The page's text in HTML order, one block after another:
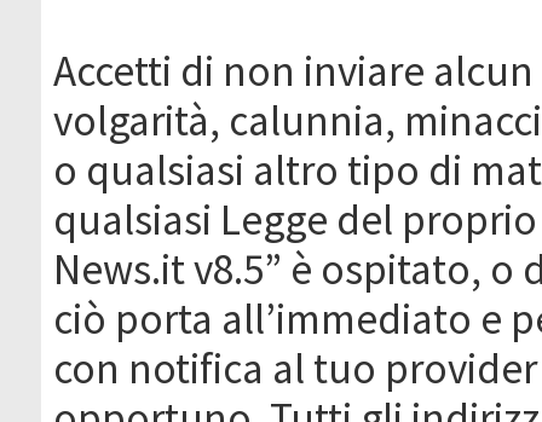
Accetti di non inviare
volgarità, calunnia,
o qualsiasi altro tipo di
qualsiasi Legge del
News.it v8.5” è ospitato, o
ciò porta all’immediato e
con notifica al tuo